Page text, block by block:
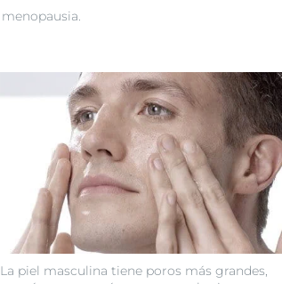
La piel masculina tiene poros más grandes,